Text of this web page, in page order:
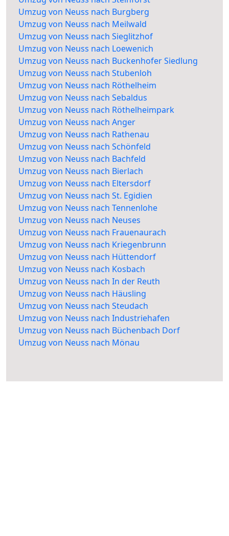
Umzug von Neuss nach Burgberg
Umzug von Neuss nach Meilwald
Umzug von Neuss nach Sieglitzhof
Umzug von Neuss nach Loewenich
Umzug von Neuss nach Buckenhofer Siedlung
Umzug von Neuss nach Stubenloh
Umzug von Neuss nach Röthelheim
Umzug von Neuss nach Sebaldus
Umzug von Neuss nach Röthelheimpark
Umzug von Neuss nach Anger
Umzug von Neuss nach Rathenau
Umzug von Neuss nach Schönfeld
Umzug von Neuss nach Bachfeld
Umzug von Neuss nach Bierlach
Umzug von Neuss nach Eltersdorf
Umzug von Neuss nach St. Egidien
Umzug von Neuss nach Tennenlohe
Umzug von Neuss nach Neuses
Umzug von Neuss nach Frauenaurach
Umzug von Neuss nach Kriegenbrunn
Umzug von Neuss nach Hüttendorf
Umzug von Neuss nach Kosbach
Umzug von Neuss nach In der Reuth
Umzug von Neuss nach Häusling
Umzug von Neuss nach Steudach
Umzug von Neuss nach Industriehafen
Umzug von Neuss nach Büchenbach Dorf
Umzug von Neuss nach Mönau